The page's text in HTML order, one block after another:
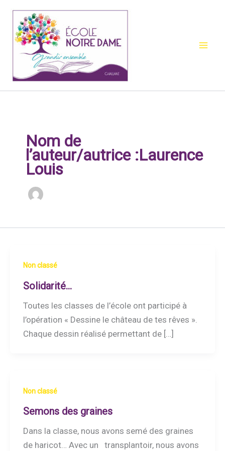
contenu
Nom de
l’auteur/autrice :Laurence
Louis
Non classé
Solidarité…
Toutes les classes de l’école ont participé à
l’opération « Dessine le château de tes rêves ».
Chaque dessin réalisé permettant de […]
Non classé
Semons des graines
Dans la classe, nous avons semé des graines
de haricot… Avec un transplantoir, nous avons